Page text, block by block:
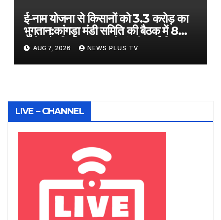
ई-नाम योजना से किसानों को 3.3 करोड़ का
भुगतान:कांगड़ा मंडी समिति की बैठक में 8
करोड़ के निर्माण बजट को मंजूरी, कई विकास
कार्यों पर मोहर
AUG 7, 2026 NEWS PLUS TV
LIVE – CHANNEL